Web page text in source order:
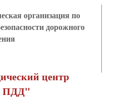
организация по
дорожного
центр
ПДД"